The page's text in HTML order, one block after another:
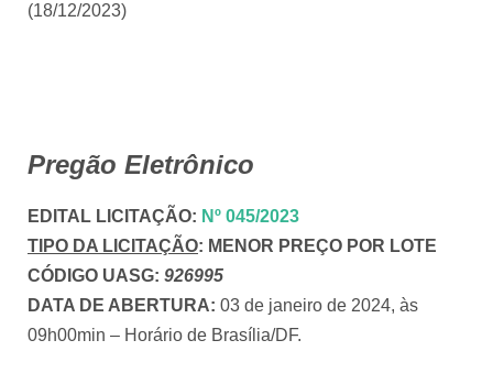
(18/12/2023)
Pregão Eletrônico
EDITAL LICITAÇÃO: Nº 045/2023
TIPO DA LICITAÇÃO: MENOR PREÇO POR LOTE
CÓDIGO UASG: 926995
DATA DE ABERTURA: 03 de janeiro de 2024, às
09h00min – Horário de Brasília/DF.